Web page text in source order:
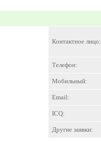
Контактное лицо:
Телефон:
Мобильный:
Email:
ICQ:
Другие заявки: